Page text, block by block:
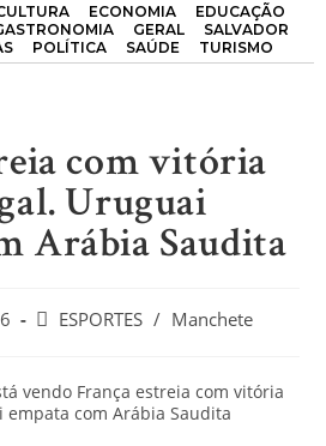
ECONOMIA
EDUCAÇÃO
GERAL
SALVADOR
POLÍTICA SAÚDE TURISMO
com vitória
Uruguai
Arábia Saudita
ESPORTES / Manchete